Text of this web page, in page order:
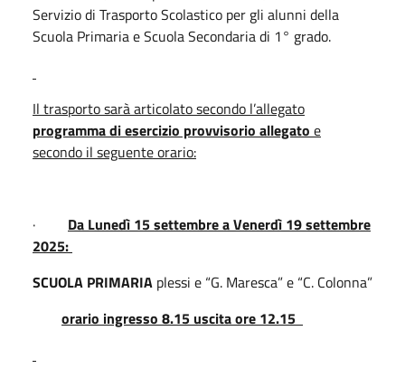
Servizio di Trasporto Scolastico per gli alunni della
Scuola Primaria e Scuola Secondaria di 1° grado.
Il trasporto sarà articolato secondo l’allegato
programma di esercizio provvisorio allegato e
secondo il seguente orario:
· Da Lunedì 15 settembre a Venerdì 19 settembre
2025:
SCUOLA PRIMARIA plessi e “G. Maresca” e “C. Colonna”
orario ingresso 8.15 uscita ore 12.15